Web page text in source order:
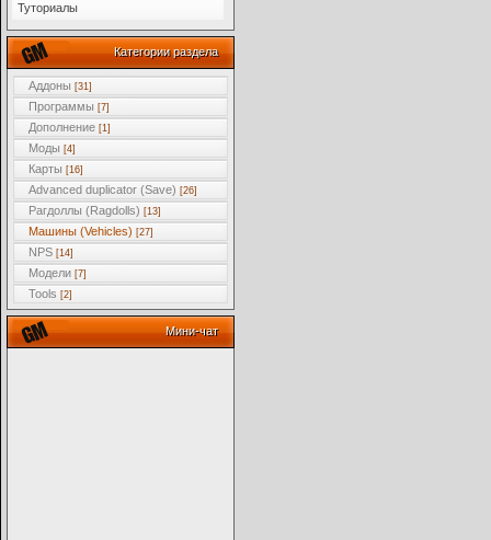
Туториалы
Категории раздела
Аддоны [31]
Программы [7]
Дополнение [1]
Моды [4]
Карты [16]
Advanced duplicator (Save) [26]
Рагдоллы (Ragdolls) [13]
Машины (Vehicles) [27]
NPS [14]
Модели [7]
Tools [2]
Мини-чат